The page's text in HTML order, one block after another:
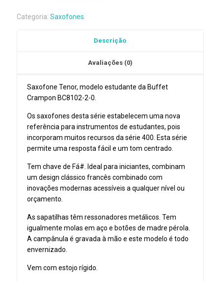
Buffet
Categoria: Saxofones
Descrição
Avaliações (0)
Saxofone Tenor, modelo estudante da Buffet
Crampon BC8102-2-0.
Os saxofones desta série estabelecem uma nova
referência para instrumentos de estudantes, pois
incorporam muitos recursos da série 400. Esta série
permite uma resposta fácil e um tom centrado.
Tem chave de Fá#. Ideal para iniciantes, combinam
um design clássico francês combinado com
inovações modernas acessíveis a qualquer nível ou
orçamento.
As sapatilhas têm ressonadores metálicos. Tem
igualmente molas em aço e botões de madre pérola.
A campânula é gravada à mão e este modelo é todo
envernizado.
Vem com estojo rígido.